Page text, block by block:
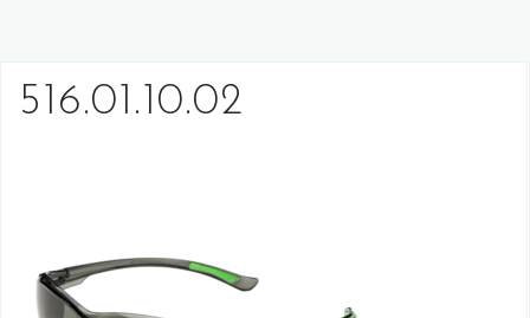
516.01.10.02